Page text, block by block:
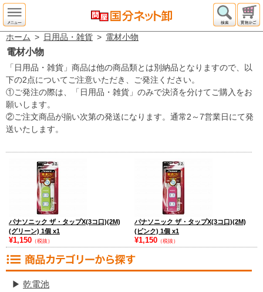
ホーム > 日用品・雑貨 > 電材小物
電材小物
「日用品・雑貨」商品は他の商品類とは別納品となりますので、以
下の2点についてご注意いただき、ご発注ください。
①ご発注の際は、「日用品・雑貨」のみで決済を分けてご購入をお
願いします。
②ご注文商品が揃い次第の発送になります。通常2～7営業日にて発
送いたします。
パナソニック ザ・タップX(3コ口)(2M)
(グリーン) 1個 x1
¥1,150 （税抜）
パナソニック ザ・タップX(3コ口)(2M)
(ピンク) 1個 x1
¥1,150 （税抜）
▶ 乾電池